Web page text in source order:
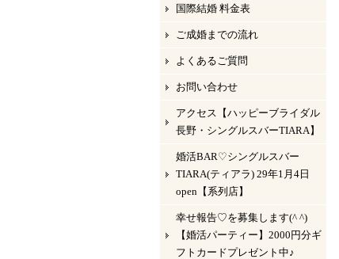
国際結婚 料金表
ご成婚までの流れ
よくあるご質問
お問い合わせ
アクセス【ハッピーブライダル
長野・シングルスバーTIARA】
婚活BAR♡シングルスバー
TIARA(ティアラ) 29年1月4日
open【系列店】
幸せ報告♡を募集します(^ ^)
【婚活パーティー】2000円分ギ
フトカードプレゼント中♪